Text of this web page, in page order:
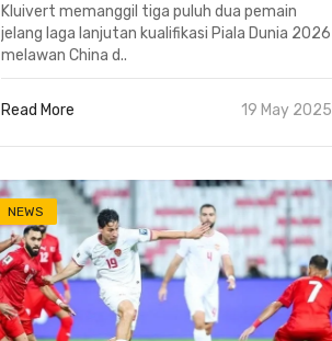
Kluivert memanggil tiga puluh dua pemain
jelang laga lanjutan kualifikasi Piala Dunia 2026
melawan China d..
Read More 19 May 2025
NEWS